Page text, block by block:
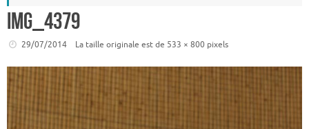
IMG_4379
29/07/2014 La taille originale est de 533 × 800 pixels